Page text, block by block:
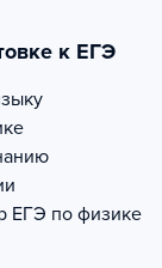
к ЕГЭ
ЕГЭ по физике